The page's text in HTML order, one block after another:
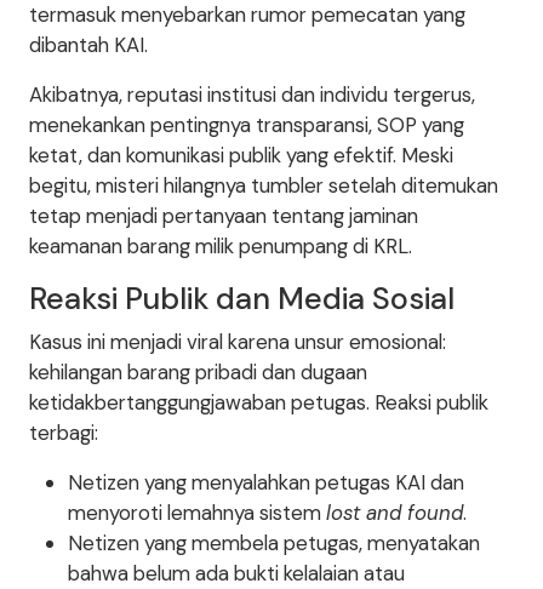
termasuk menyebarkan rumor pemecatan yang
dibantah KAI.
Akibatnya, reputasi institusi dan individu tergerus,
menekankan pentingnya transparansi, SOP yang
ketat, dan komunikasi publik yang efektif. Meski
begitu, misteri hilangnya tumbler setelah ditemukan
tetap menjadi pertanyaan tentang jaminan
keamanan barang milik penumpang di KRL.
Reaksi Publik dan Media Sosial
Kasus ini menjadi viral karena unsur emosional:
kehilangan barang pribadi dan dugaan
ketidakbertanggungjawaban petugas. Reaksi publik
terbagi:
Netizen yang menyalahkan petugas KAI dan
menyoroti lemahnya sistemlost and found.
Netizen yang membela petugas, menyatakan
bahwa belum ada bukti kelalaian atau